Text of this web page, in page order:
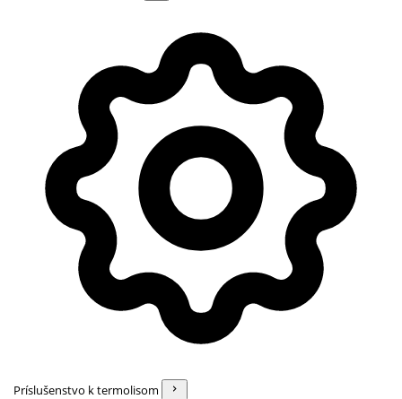
Príslušenstvo k termolisom